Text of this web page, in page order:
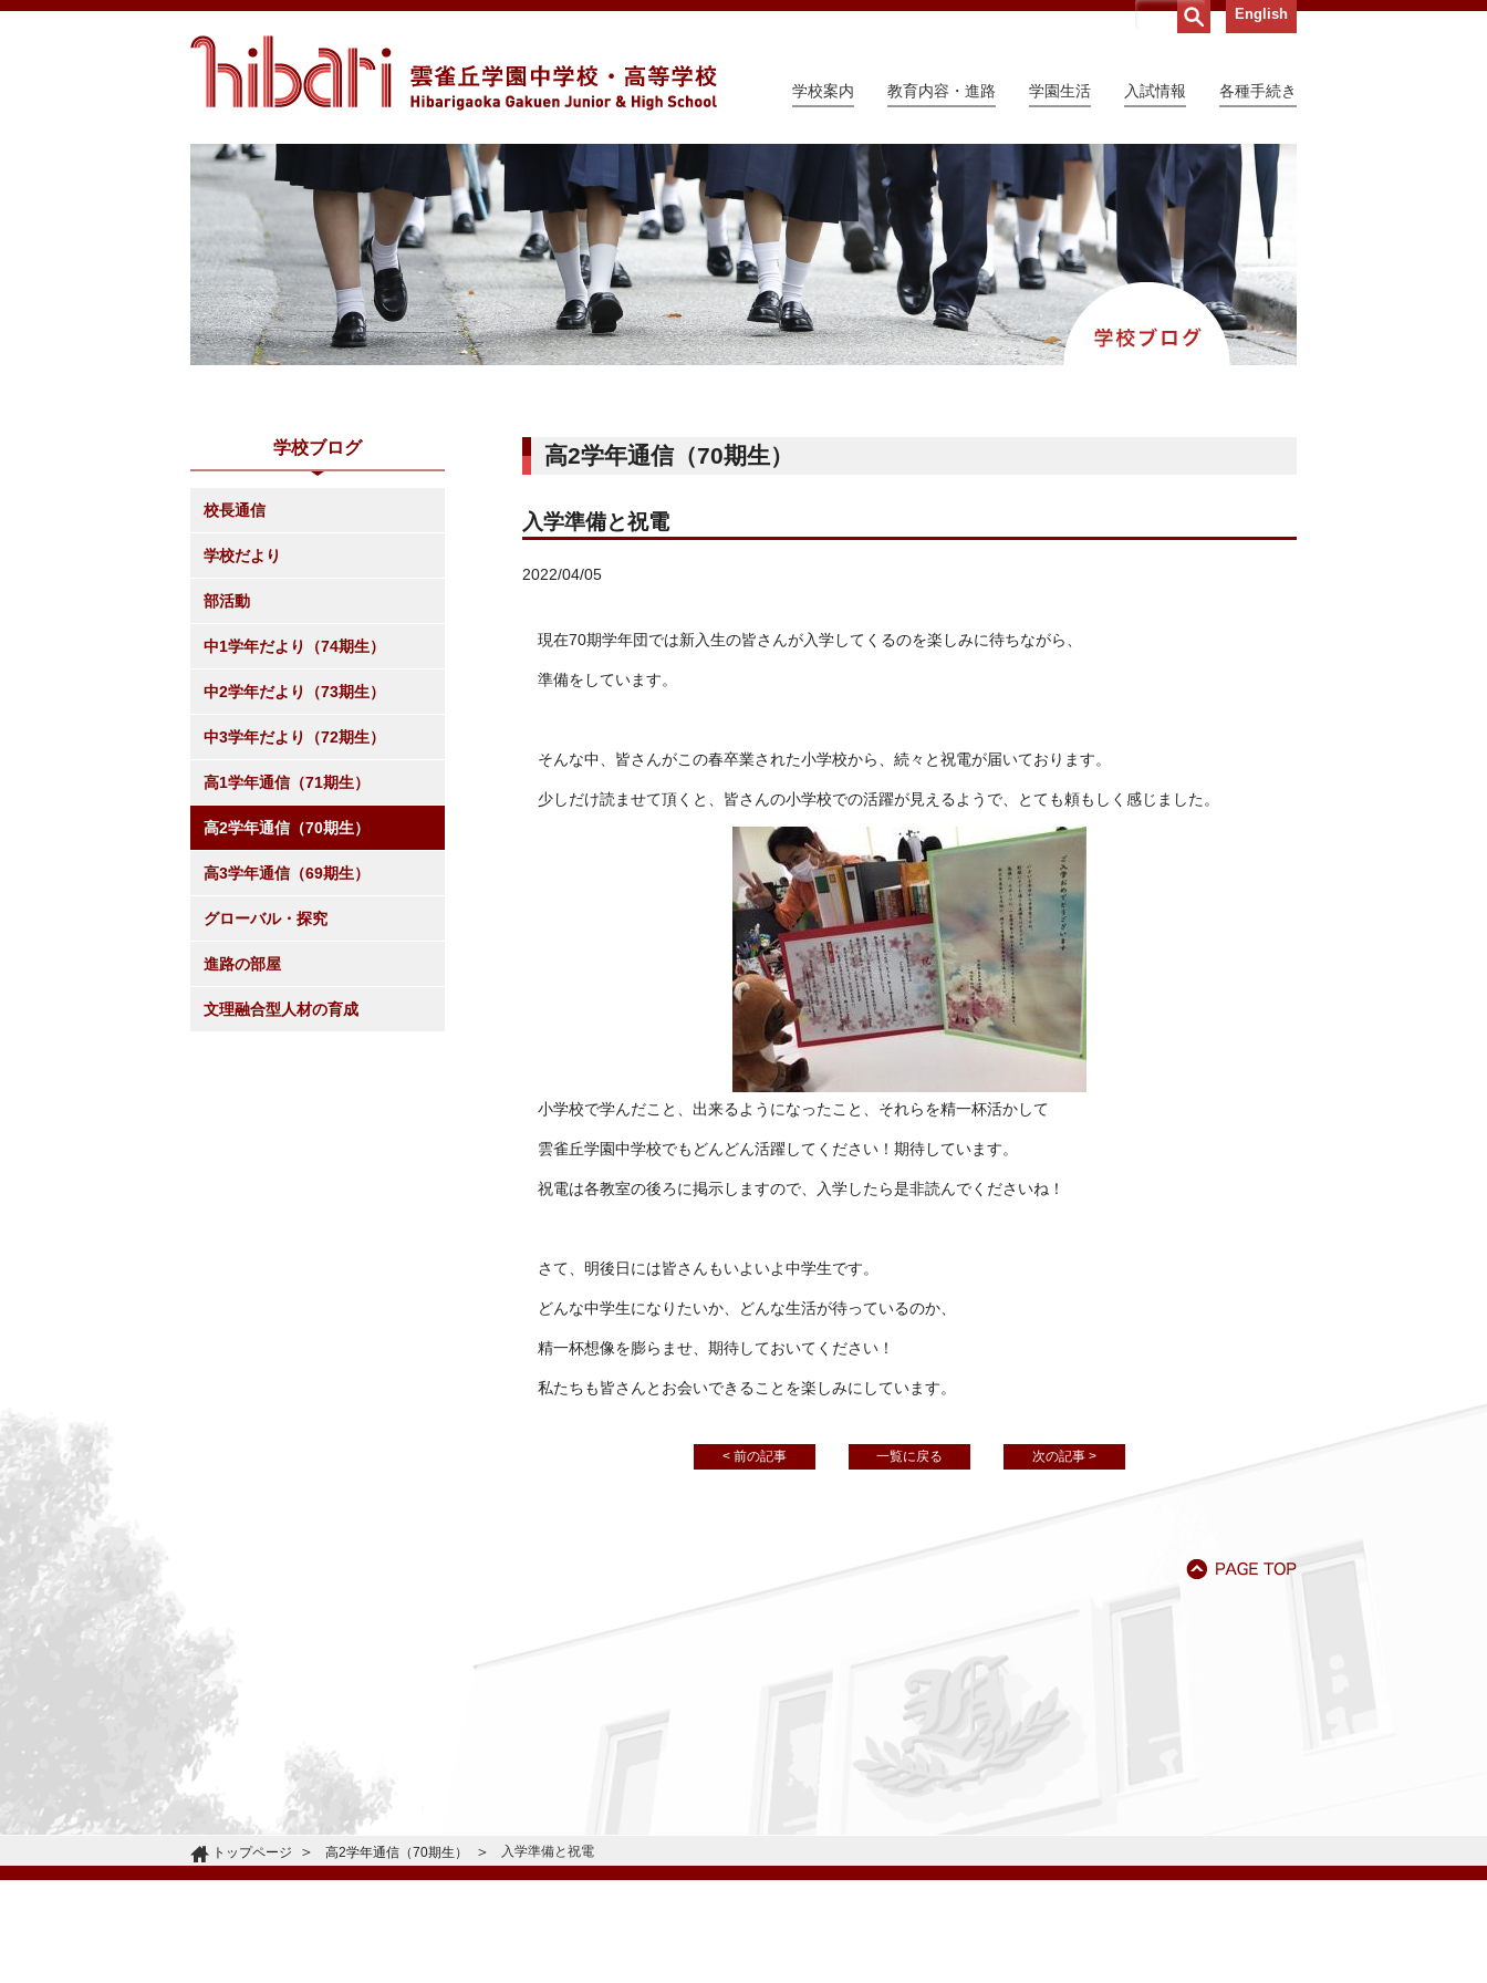
English
学校案内 教育内容・進路 学園生活 入試情報 各種手続き
高2学年通信（70期生）
入学準備と祝電
2022/04/05
現在70期学年団では新入生の皆さんが入学してくるのを楽しみに待ちながら、
準備をしています。
そんな中、皆さんがこの春卒業された小学校から、続々と祝電が届いております。
少しだけ読ませて頂くと、皆さんの小学校での活躍が見えるようで、とても頼もしく感じました。
小学校で学んだこと、出来るようになったこと、それらを精一杯活かして
雲雀丘学園中学校でもどんどん活躍してください！期待しています。
祝電は各教室の後ろに掲示しますので、入学したら是非読んでくださいね！
さて、明後日には皆さんもいよいよ中学生です。
どんな中学生になりたいか、どんな生活が待っているのか、
精一杯想像を膨らませ、期待しておいてください！
私たちも皆さんとお会いできることを楽しみにしています。
< 前の記事 一覧に戻る 次の記事 >
学校ブログ
校長通信
学校だより
部活動
中1学年だより（74期生）
中2学年だより（73期生）
中3学年だより（72期生）
高1学年通信（71期生）
高2学年通信（70期生）
高3学年通信（69期生）
グローバル・探究
進路の部屋
文理融合型人材の育成
トップページ 高2学年通信（70期生） 入学準備と祝電